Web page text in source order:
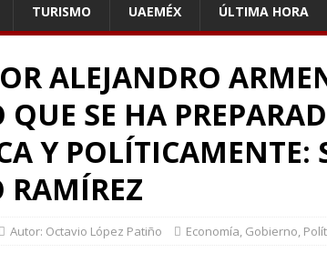
TURISMO UAEMÉX ÚLTIMA HORA
ALEJANDRO
SE HA
Y POLÍTICAMENTE:
RAMÍREZ
Autor: Octavio López Patiño Economía, Gobierno,